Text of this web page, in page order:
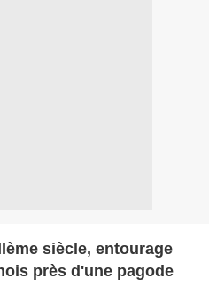
siècle, entourage
près d'une pagode